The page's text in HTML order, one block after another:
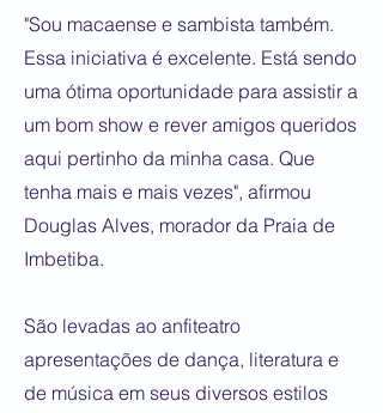
"Sou macaense e sambista também.
Essa iniciativa é excelente. Está sendo
uma ótima oportunidade para assistir a
um bom show e rever amigos queridos
aqui pertinho da minha casa. Que
tenha mais e mais vezes", afirmou
Douglas Alves, morador da Praia de
Imbetiba.
São levadas ao anfiteatro
apresentações de dança, literatura e
de música em seus diversos estilos